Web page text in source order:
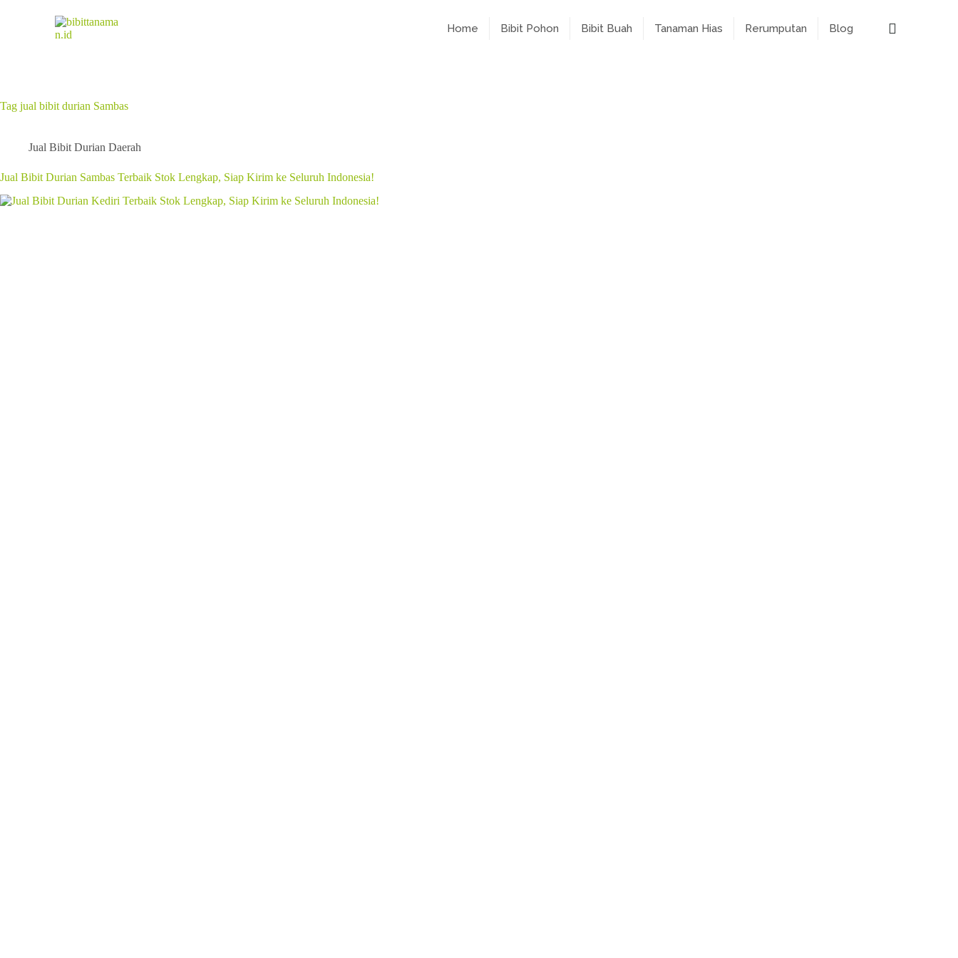
Home Bibit Pohon Bibit Buah Tanaman Hias Rerumputan Blog
Tag jual bibit durian Sambas
Jual Bibit Durian Daerah
Jual Bibit Durian Sambas Terbaik Stok Lengkap, Siap Kirim ke Seluruh Indonesia!